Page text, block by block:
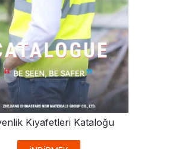
Kıyafetleri Kataloğu